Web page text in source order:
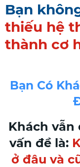
Bạn
thiếu hệ
thành cơ
Bạn Có
Khách vẫn
vấn đề là:
ở đâu và